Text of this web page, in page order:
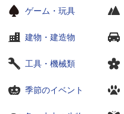
ゲーム・玩具
建物・建造物
工具・機械類
季節のイベント